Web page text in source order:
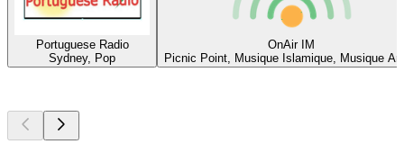
Portuguese Radio
Sydney, Pop
OnAir IM
Picnic Point, Musique Islamique, Musique